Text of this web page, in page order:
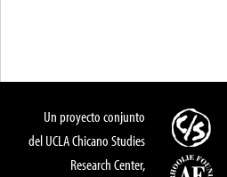
Un proyecto conjunto
del UCLA Chicano Studies
Research Center,